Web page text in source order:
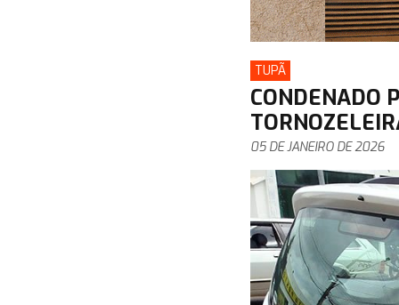
TUPÃ
CONDENADO
05 DE JANEIRO DE 2026